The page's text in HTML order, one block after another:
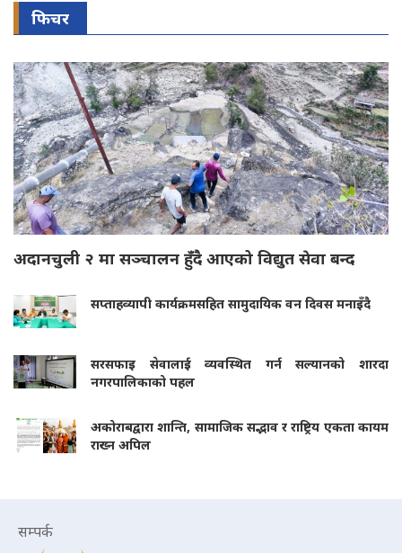
फिचर
अदानचुली २ मा सञ्चालन हुँदै आएको विद्युत सेवा बन्द
सप्ताहव्यापी कार्यक्रमसहित सामुदायिक वन दिवस मनाइँदै
सरसफाइ सेवालाई व्यवस्थित गर्न सल्यानको शारदा
नगरपालिकाको पहल
अकोराबद्वारा शान्ति, सामाजिक सद्भाव र राष्ट्रिय एकता कायम
राख्न अपिल
सम्पर्क